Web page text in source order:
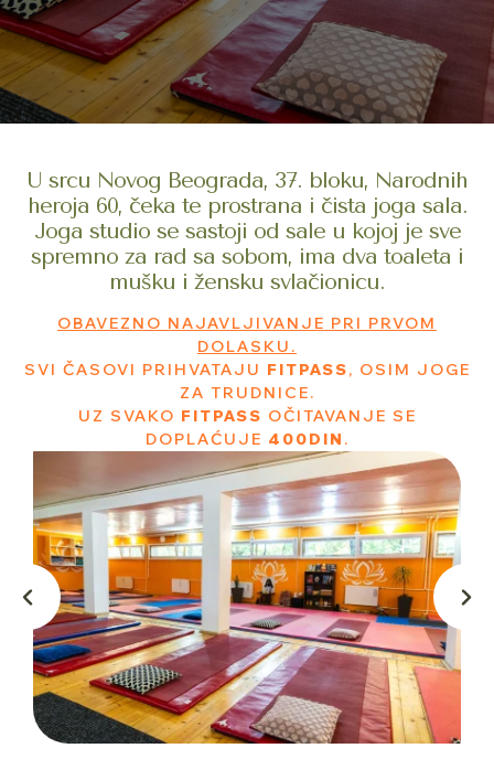
U srcu Novog Beograda, 37. bloku, Narodnih
heroja 60, čeka te prostrana i čista joga sala.
Joga studio se sastoji od sale u kojoj je sve
spremno za rad sa sobom, ima dva toaleta i
mušku i žensku svlačionicu.
OBAVEZNO NAJAVLJIVANJE PRI PRVOM
DOLASKU.
SVI ČASOVI PRIHVATAJU FITPASS, OSIM JOGE
ZA TRUDNICE.
UZ SVAKO FITPASS OČITAVANJE SE
DOPLAĆUJE 400DIN .